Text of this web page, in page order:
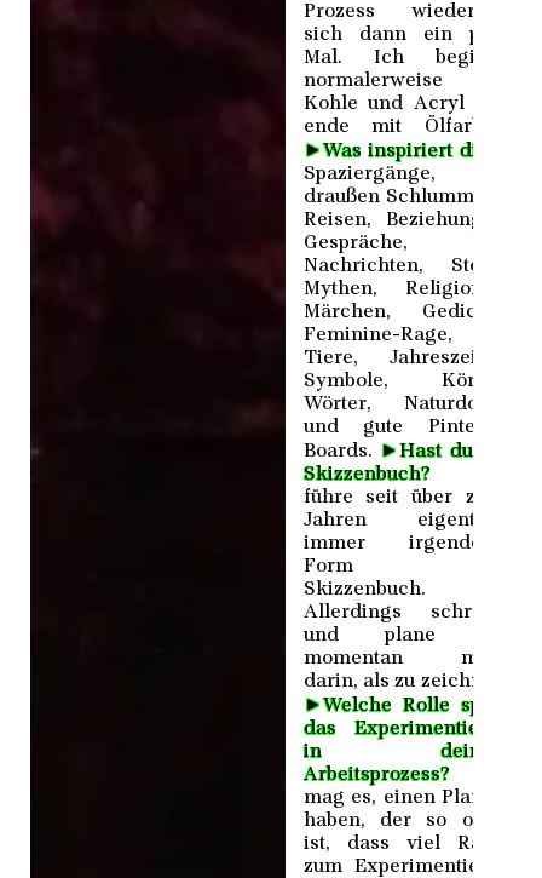
Prozess wiederholt
sich dann ein paar
Mal. Ich beginne
normalerweise mit
Kohle und Acryl und
ende mit Ölfarben.
►Was inspiriert dich?
Spaziergänge,
draußen Schlummern,
Reisen, Beziehungen,
Gespräche,
Nachrichten, Stoffe,
Mythen, Religionen,
Märchen, Gedichte,
Feminine-Rage,
Tiere, Jahreszeiten,
Symbole, Körper,
Wörter, Naturdokus
und gute Pinterest
Boards. ►Hast du ein
Skizzenbuch?
führe seit über zehn
Jahren eigentlich
immer irgendeine
Form von
Skizzenbuch.
Allerdings schreibe
und plane ich
momentan mehr
darin, als zu zeichnen.
►Welche Rolle spielt
das Experimentieren
in deinem
Arbeitsprozess?
mag es, einen Plan zu
haben, der so offen
ist, dass viel Raum
zum Experimentieren